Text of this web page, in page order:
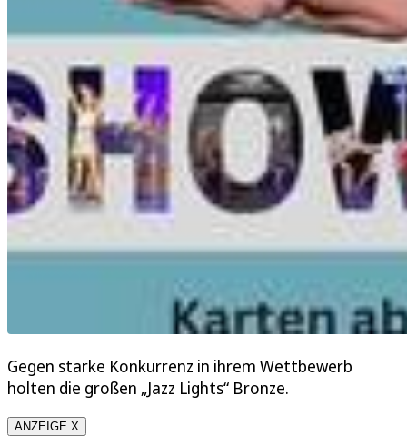
Gegen starke Konkurrenz in ihrem Wettbewerb
holten die großen „Jazz Lights“ Bronze.
ANZEIGE X